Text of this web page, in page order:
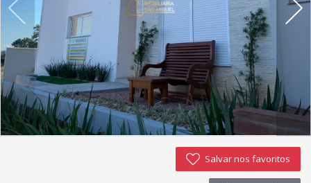
Contato
Salvar nos favoritos